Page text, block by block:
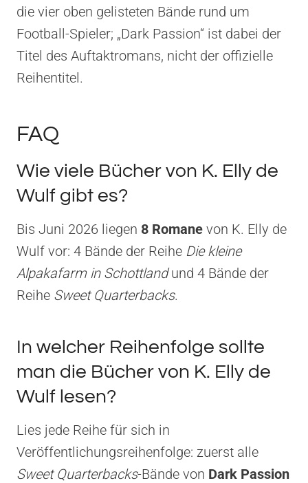
die vier oben gelisteten Bände rund um
Football-Spieler; „Dark Passion“ ist dabei der
Titel des Auftaktromans, nicht der offizielle
Reihentitel.
FAQ
Wie viele Bücher von K. Elly de
Wulf gibt es?
Bis Juni 2026 liegen 8 Romane von K. Elly de
Wulf vor: 4 Bände der Reihe Die kleine
Alpakafarm in Schottlandund 4 Bände der
Reihe Sweet Quarterbacks.
In welcher Reihenfolge sollte
man die Bücher von K. Elly de
Wulf lesen?
Lies jede Reihe für sich in
Veröffentlichungsreihenfolge: zuerst alle
Sweet Quarterbacks-Bände von Dark Passion